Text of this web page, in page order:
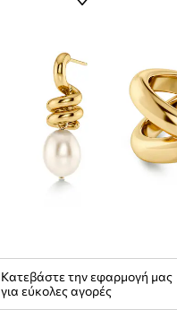
Κατεβάστε την εφαρμογή μας
για εύκολες αγορές